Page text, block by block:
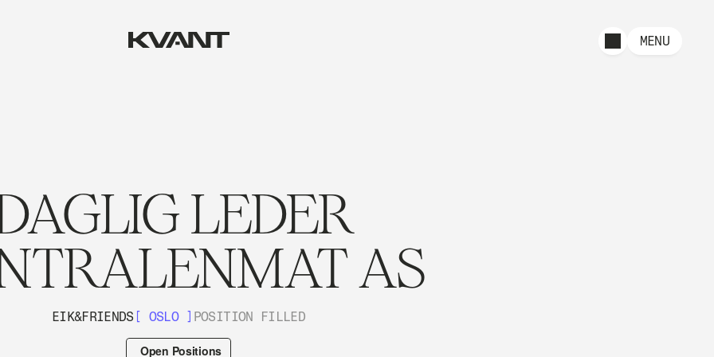
MENU
LEDER
AS
EIK&FRIENDS[ OSLO ] POSITION FILLED
Open Positions